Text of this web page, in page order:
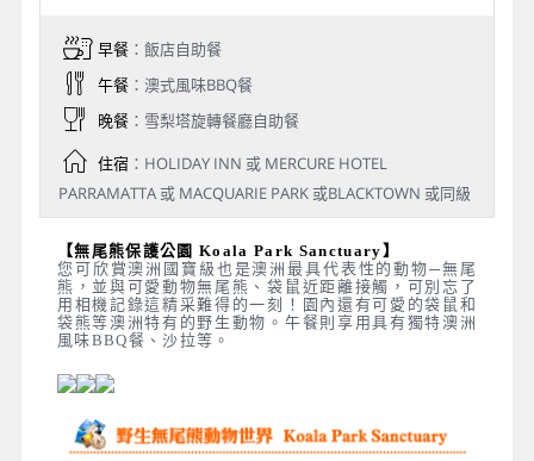
早餐：飯店自助餐
午餐：澳式風味BBQ餐
晚餐：雪梨塔旋轉餐廳自助餐
住宿：HOLIDAY INN 或 MERCURE HOTEL
PARRAMATTA 或 MACQUARIE PARK 或BLACKTOWN 或同級
【無尾熊保護公園 Koala Park Sanctuary】
您可欣賞澳洲國寶級也是澳洲最具代表性的動物─無尾
熊，並與可愛動物無尾熊、袋鼠近距離接觸，可別忘了
用相機記錄這精采難得的一刻！園內還有可愛的袋鼠和
袋熊等澳洲特有的野生動物。午餐則享用具有獨特澳洲
風味BBQ餐、沙拉等。